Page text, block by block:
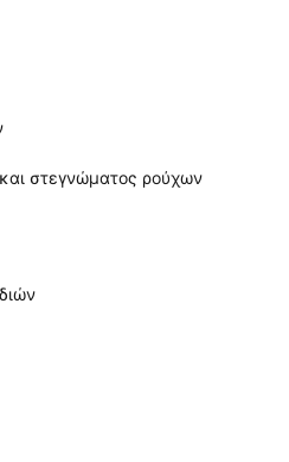
στεγνώματος ρούχων